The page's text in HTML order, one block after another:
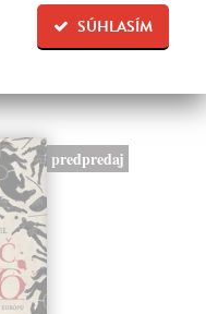
SÚHLASÍM
predpredaj